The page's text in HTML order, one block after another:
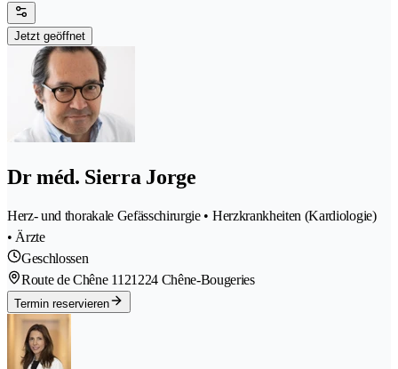
Jetzt geöffnet
Dr méd. Sierra Jorge
Herz- und thorakale Gefässchirurgie • Herzkrankheiten (Kardiologie)
• Ärzte
Geschlossen
Route de Chêne 1121224 Chêne-Bougeries
Termin reservieren